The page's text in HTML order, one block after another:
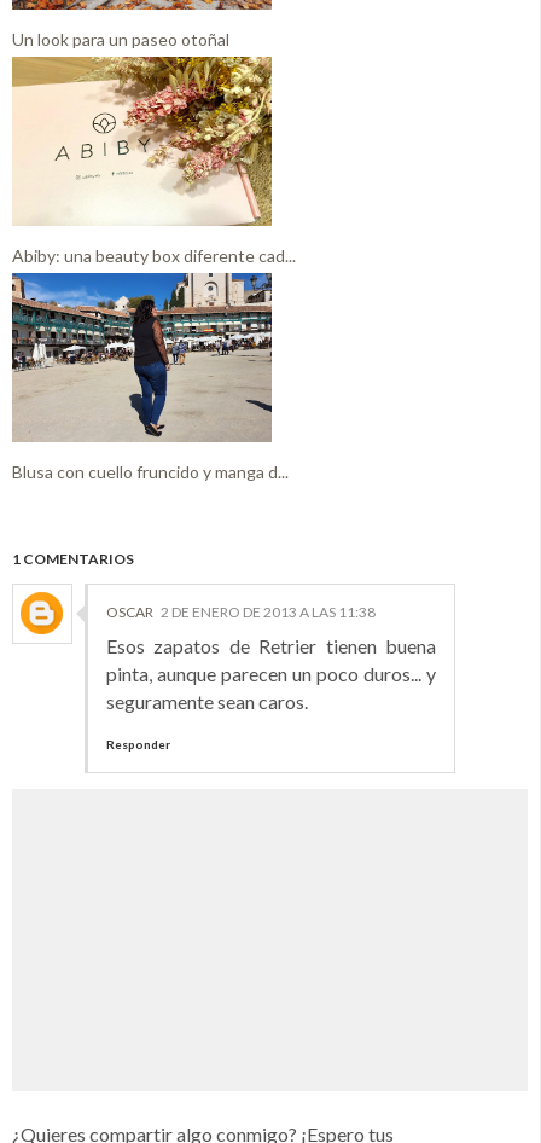
Un look para un paseo otoñal
Abiby: una beauty box diferente cad...
Blusa con cuello fruncido y manga d...
1 COMENTARIOS
OSCAR 2 DE ENERO DE 2013 A LAS 11:38
Esos zapatos de Retrier tienen buena
pinta, aunque parecen un poco duros... y
seguramente sean caros.
Responder
¿Quieres compartir algo conmigo? ¡Espero tus